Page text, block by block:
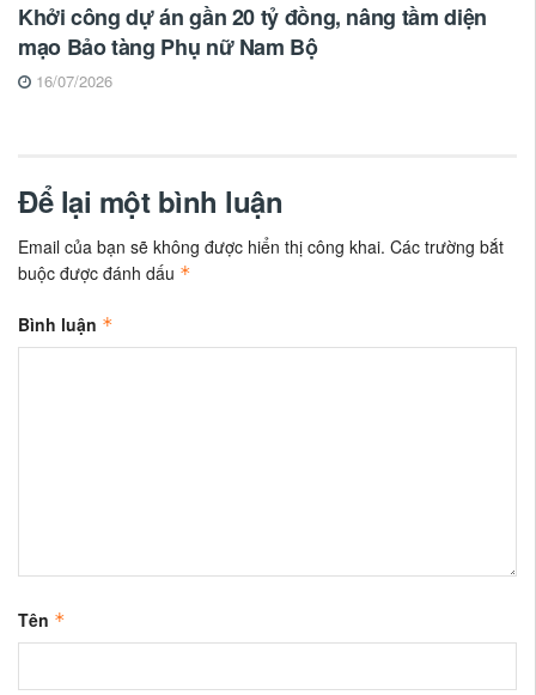
Khởi công dự án gần 20 tỷ đồng, nâng tầm diện
mạo Bảo tàng Phụ nữ Nam Bộ
16/07/2026
Để lại một bình luận
Email của bạn sẽ không được hiển thị công khai. Các trường bắt
buộc được đánh dấu *
Bình luận *
Tên *